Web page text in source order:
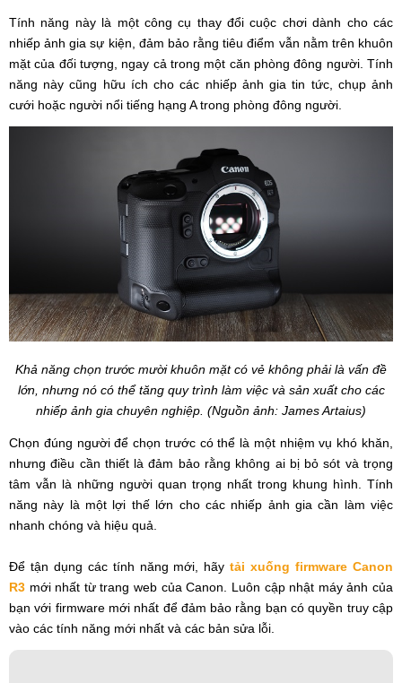
Tính năng này là một công cụ thay đổi cuộc chơi dành cho các
nhiếp ảnh gia sự kiện, đảm bảo rằng tiêu điểm vẫn nằm trên khuôn
mặt của đối tượng, ngay cả trong một căn phòng đông người. Tính
năng này cũng hữu ích cho các nhiếp ảnh gia tin tức, chụp ảnh
cưới hoặc người nổi tiếng hạng A trong phòng đông người.
Khả năng chọn trước mười khuôn mặt có vẻ không phải là vấn đề
lớn, nhưng nó có thể tăng quy trình làm việc và sản xuất cho các
nhiếp ảnh gia chuyên nghiệp. (Nguồn ảnh: James Artaius)
Chọn đúng người để chọn trước có thể là một nhiệm vụ khó khăn,
nhưng điều cần thiết là đảm bảo rằng không ai bị bỏ sót và trọng
tâm vẫn là những người quan trọng nhất trong khung hình. Tính
năng này là một lợi thế lớn cho các nhiếp ảnh gia cần làm việc
nhanh chóng và hiệu quả.
Để tận dụng các tính năng mới, hãytải xuống firmware Canon
R3 mới nhất từ trang web của Canon. Luôn cập nhật máy ảnh của
bạn với firmware mới nhất để đảm bảo rằng bạn có quyền truy cập
vào các tính năng mới nhất và các bản sửa lỗi.